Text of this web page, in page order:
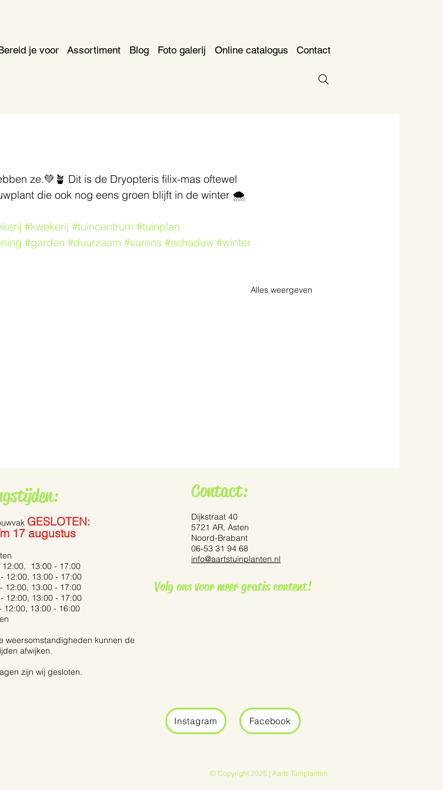
je voor Assortiment Blog Foto galerij Online catalogus Contact
ze.💚🪴 Dit is de Dryopteris filix-mas oftewel
die ook nog eens groen blijft in de winter 🌨
#kwekerij #tuincentrum #tuinplan
#garden #duurzaam #varens #schaduw #winter
Alles weergeven
Tails’
GESLOTEN:
17 augustus
12:00, 13:00 - 17:00
12:00, 13:00 - 17:00
12:00, 13:00 - 17:00
12:00, 13:00 - 17:00
12:00, 13:00 - 16:00
weersomstandigheden kunnen de
afwijken.
zijn wij gesloten.
Contact:
Dijkstraat 40
5721 AR, Asten
Noord-Brabant
06-53 31 94 68
info@aartstuinplanten.nl
Volg ons voor meer gratis content!
Instagram Facebook
© Copyright 2025 | Aarts Tuinplanten